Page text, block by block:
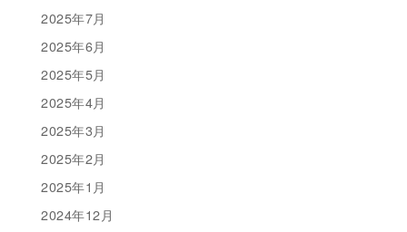
2025年7月
2025年6月
2025年5月
2025年4月
2025年3月
2025年2月
2025年1月
2024年12月